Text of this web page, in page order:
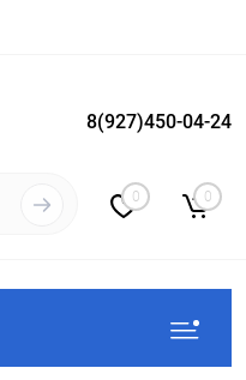
Вход Регистрация
8(927)450-04-24
0 0